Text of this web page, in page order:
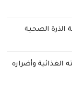
الصحية
الغذائية وأضراره